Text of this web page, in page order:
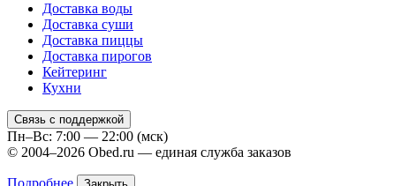
Доставка воды
Доставка суши
Доставка пиццы
Доставка пирогов
Кейтеринг
Кухни
Связь с поддержкой
Пн–Вс: 7:00 — 22:00 (мск)
© 2004–2026 Obed.ru — единая служба заказов